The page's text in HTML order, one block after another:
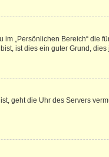
„Persönlichen Bereich“ die
ist dies ein guter Grund, dies
geht die Uhr des Servers